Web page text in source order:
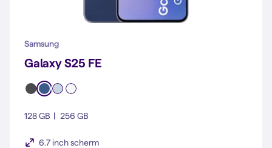
Samsung
Galaxy S25 FE
128 GB 256 GB
6.7 inch scherm